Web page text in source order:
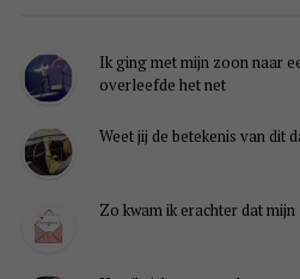
Ik ging met mijn zoon naar
overleefde het net
Weet jij de betekenis van dit
Zo kwam ik erachter dat